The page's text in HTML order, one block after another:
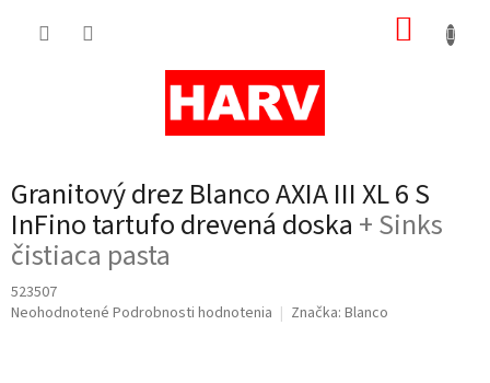
Granitový drez Blanco AXIA III XL 6 S
InFino tartufo drevená doska + Sinks
čistiaca pasta
523507
Priemerné
Neohodnotené Podrobnosti hodnotenia Značka: Blanco